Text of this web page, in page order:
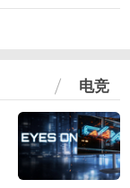
电竞